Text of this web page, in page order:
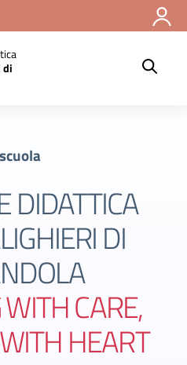
di
DIDATTICA
DI
CARE,
HEART